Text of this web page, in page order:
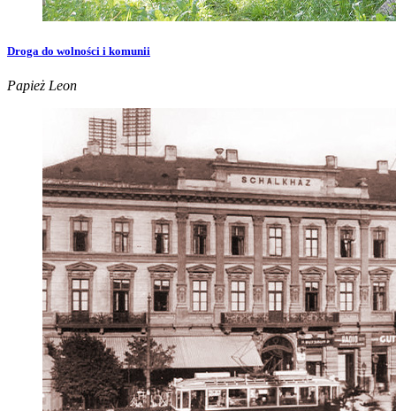
Droga do wolności i komunii
Papież Leon